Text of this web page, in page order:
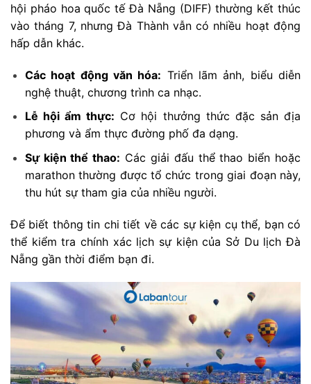
hội pháo hoa quốc tế Đà Nẵng (DIFF) thường kết thúc
vào tháng 7, nhưng Đà Thành vẫn có nhiều hoạt động
hấp dẫn khác.
Các hoạt động văn hóa: Triển lãm ảnh, biểu diễn
nghệ thuật, chương trình ca nhạc.
Lễ hội ẩm thực: Cơ hội thưởng thức đặc sản địa
phương và ẩm thực đường phố đa dạng.
Sự kiện thể thao: Các giải đấu thể thao biển hoặc
marathon thường được tổ chức trong giai đoạn này,
thu hút sự tham gia của nhiều người.
Để biết thông tin chi tiết về các sự kiện cụ thể, bạn có
thể kiểm tra chính xác lịch sự kiện của Sở Du lịch Đà
Nẵng gần thời điểm bạn đi.